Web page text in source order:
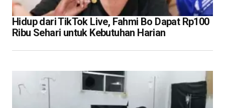
Hidup dari TikTok Live, Fahmi Bo Dapat Rp100
Ribu Sehari untuk Kebutuhan Harian